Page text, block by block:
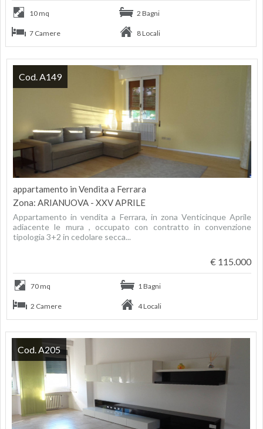
10 mq 2 Bagni
7 Camere 8 Locali
appartamento in Vendita a Ferrara
Zona: ARIANUOVA - XXV APRILE
Appartamento in vendita a Ferrara, in zona Venticinque Aprile
adiacente le mura , occupato con contratto in convenzione
tipologia 3+2 in cedolare secca...
€ 115.000
Cod. A149
70 mq 1 Bagni
2 Camere 4 Locali
Cod. A205